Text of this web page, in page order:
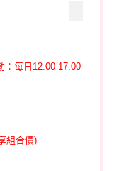
：每日12:00-17:00
組合價)